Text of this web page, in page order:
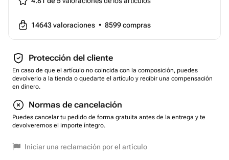
14643valoraciones • 8599compras
Protección del cliente
En caso de que el artículo no coincida con la composición, puedes
devolverlo a la tienda o quedarte el artículo y recibir una compensación
en dinero.
Normas de cancelación
Puedes cancelar tu pedido de forma gratuita antes de la entrega y te
devolveremos el importe íntegro.
Iniciar una reclamación por el artículo